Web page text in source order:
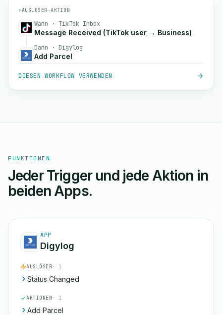
⚡AUSLÖSER→AKTION
Wann · TikTok Inbox
Message Received (TikTok user → Business)
Dann · Digylog
Add Parcel
DIESEN WORKFLOW VERWENDEN
FUNKTIONEN
Jeder Trigger und jede Aktion in
beiden Apps.
APP
Digylog
AUSLÖSER· 1
Status Changed
AKTIONEN · 1
Add Parcel